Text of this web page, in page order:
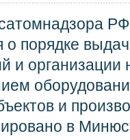
о порядке
и организации
и
в